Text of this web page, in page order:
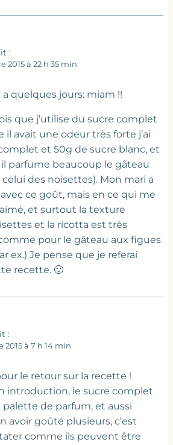
:
2015 à 22 h 35 min
quelques jours: miam !!
que j’utilise du sucre complet
il avait une odeur très forte j’ai
et 50g de sucre blanc, et
parfume beaucoup le gâteau
des noisettes). Mon mari a
ce goût, mais en ce qui me
et surtout la texture
et la ricotta est très
pour le gâteau aux figues
ex.) Je pense que je referai
recette. 🙂
:
2015 à 7 h 14 min
le retour sur la recette !
introduction, le sucre complet
de parfum, et aussi
avoir goûté plusieurs, c’est
comme ils peuvent être